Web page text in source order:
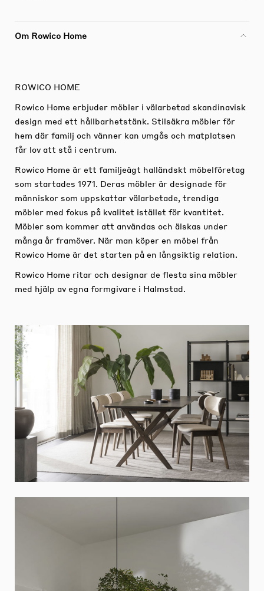
Om Rowico Home
ROWICO HOME
Rowico Home erbjuder möbler i välarbetad skandinavisk
design med ett hållbarhetstänk. Stilsäkra möbler för
hem där familj och vänner kan umgås och matplatsen
får lov att stå i centrum.
Rowico Home är ett familjeägt halländskt möbelföretag
som startades 1971. Deras möbler är designade för
människor som uppskattar välarbetade, trendiga
möbler med fokus på kvalitet istället för kvantitet.
Möbler som kommer att användas och älskas under
många år framöver. När man köper en möbel från
Rowico Home är det starten på en långsiktig relation.
Rowico Home ritar och designar de flesta sina möbler
med hjälp av egna formgivare i Halmstad.